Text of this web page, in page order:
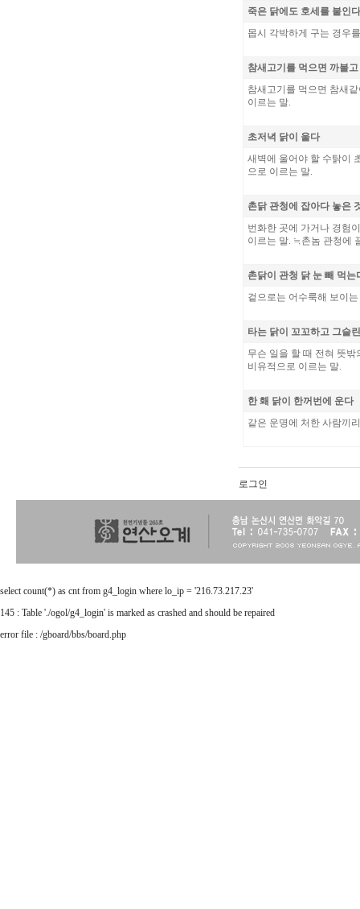
죽은 닭에도 호세를 붙인다
몹시 각박하게 구는 경우
참새고기를 먹으면 까불
참새고기를 먹으면 참새
이르는 말.
초저녁 닭이 울다
새벽에 울어야 할 수탉이
으로 이르는 말.
촌닭 관청에 잡아다 놓은
번화한 곳에 가거나 경험
이르는 말. ≒촌놈 관청에
촌닭이 관청 닭 눈 빼 먹는
겉으로는 어수룩해 보이
타는 닭이 꼬꼬하고 그슬
무슨 일을 할 때 전혀 뜻
비유적으로 이르는 말.
한 홰 닭이 한꺼번에 운다
같은 운명에 처한 사람끼
로그인
select count(*) as cnt from g4_login where lo_ip = '216.73.217.23'
145 : Table './ogol/g4_login' is marked as crashed and should be repaired
error file : /gboard/bbs/board.php